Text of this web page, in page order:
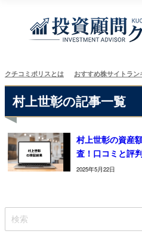
クチコミポリスとは おすすめ株サイトラン
村上世彰の記事一覧
村上世彰の資産
査！口コミと評
2025年5月22日